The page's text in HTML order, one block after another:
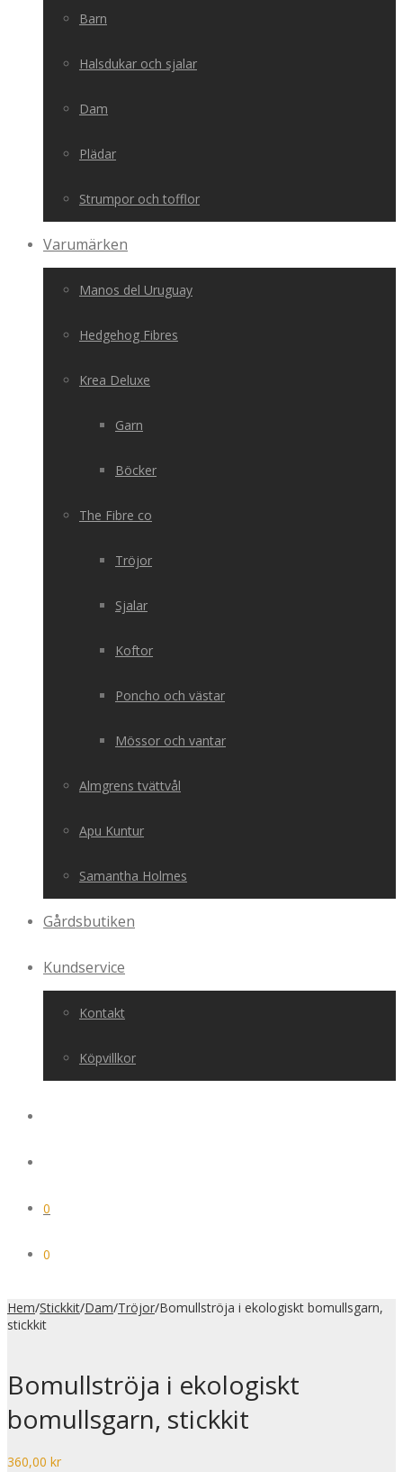
Barn
Halsdukar och sjalar
Dam
Plädar
Strumpor och tofflor
Varumärken
Manos del Uruguay
Hedgehog Fibres
Krea Deluxe
Garn
Böcker
The Fibre co
Tröjor
Sjalar
Koftor
Poncho och västar
Mössor och vantar
Almgrens tvättvål
Apu Kuntur
Samantha Holmes
Gårdsbutiken
Kundservice
Kontakt
Köpvillkor
0
0
Hem/Stickkit/Dam/Tröjor/Bomullströja i ekologiskt bomullsgarn,
stickkit
Bomullströja i ekologiskt
bomullsgarn, stickkit
360,00 kr